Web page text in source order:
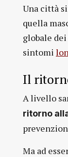
Una città
quella
globale
sintomi
Il
A livello
ritorno
Ma ad